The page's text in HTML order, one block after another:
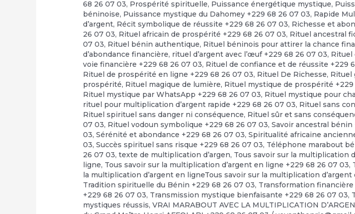
68 26 07 03, Prospérité spirituelle, Puissance énergétique mystique,
béninoise, Puissance mystique du Dahomey +229 68 26 07 03, Rapide
d’argent, Récit symbolique de réussite +229 68 26 07 03, Richesse et
26 07 03, Rituel africain de prospérité +229 68 26 07 03, Rituel ancestral
07 03, Rituel bénin authentique, Rituel béninois pour attirer la chance
d’abondance financière, rituel d’argent avec l’œuf +229 68 26 07 03, Rituel
voie financière +229 68 26 07 03, Rituel de confiance et de réussite +229
Rituel de prospérité en ligne +229 68 26 07 03, Rituel De Richesse, Rituel
prospérité, Rituel magique de lumière, Rituel mystique de prospérité +229
Rituel mystique par WhatsApp +229 68 26 07 03, Rituel mystique pour
rituel pour multiplication d’argent rapide +229 68 26 07 03, Rituel sans
Rituel spirituel sans danger ni conséquence, Rituel sûr et sans
07 03, Rituel vodoun symbolique +229 68 26 07 03,Savoir ancestral bénin
03,Sérénité et abondance +229 68 26 07 03,Spiritualité africaine
03,Succès spirituel sans risque +229 68 26 07 03, Téléphone marabout
26 07 03,texte de multiplication d’argen, Tous savoir sur la multiplication
ligne, Tous savoir sur la multiplication d’argent en ligne +229 68 26 07 03,
la multiplication d’argent en ligneTous savoir sur la multiplication d’argent
Tradition spirituelle du Bénin +229 68 26 07 03, Transformation
+229 68 26 07 03, Transmission mystique bienfaisante +229 68 26 07 03,
mystiques réussis,VRAI MARABOUT AVEC LA MULTIPLICATION